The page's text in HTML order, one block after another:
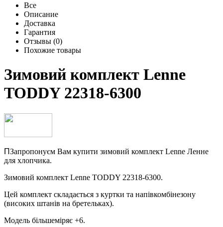
Все
Описание
Доставка
Гарантия
Отзывы (0)
Похожие товары
Зимовий комплект Lenne
TODDY 22318-6300
ПЗапропонуєм Вам купити зимовий комплект Lenne Ленне
для хлопчика.
Зимовий комплект Lenne TODDY 22318-6300.
Цей комплект складається з куртки та напівкомбінезону
(високих штанів на бретельках).
Модель більшеміряє +6.